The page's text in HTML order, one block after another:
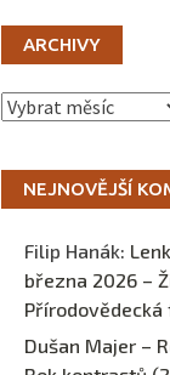
ARCHIVY
Archivy
NEJNOVĚJŠÍ
Filip Hanák:
března 2026 –
Přírodovědecká
Dušan Majer –